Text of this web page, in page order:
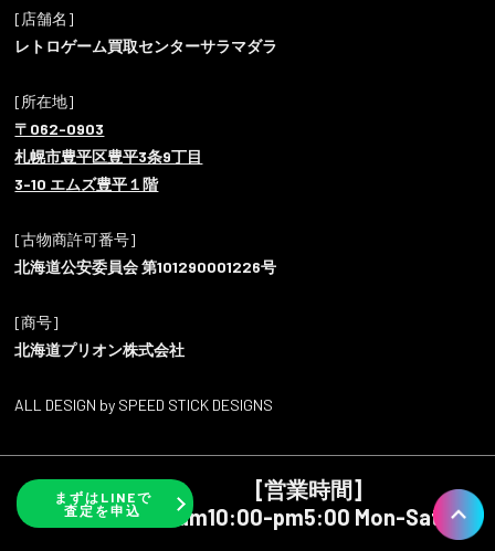
[店舗名]
レトロゲーム買取センターサラマダラ
[所在地]
〒062-0903
札幌市豊平区豊平3条9丁目
3-10 エムズ豊平１階
[古物商許可番号]
北海道公安委員会 第101290001226号
[商号]
北海道プリオン株式会社
ALL DESIGN by SPEED STICK DESIGNS
まずはLINEで
査定を申込
[営業時間]
am10:00-pm5:00 Mon-Sat